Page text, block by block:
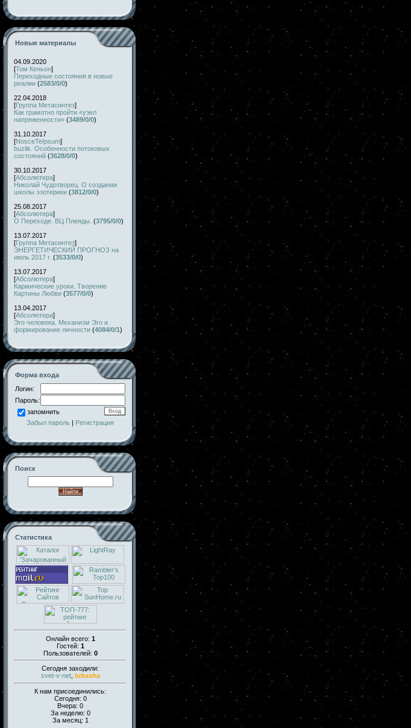
Новые материалы
04.09.2020
[Том Кеньон]
Переходные состояния в новые
реалии (2583/0/0)
22.04.2018
[Группа Метасинтез]
Как грамотно пройти «узел
напряженности» (3489/0/0)
31.10.2017
[NosceTeIpsum]
buzlik. Особенности потоковых
состояний (3628/0/0)
30.10.2017
[Абсолютера]
Николай Чудотворец. О создании
школы эзотерики (3812/0/0)
25.08.2017
[Абсолютера]
О Переходе. ВЦ Плеяды. (3795/0/0)
13.07.2017
[Группа Метасинтез]
ЭНЕРГЕТИЧЕСКИЙ ПРОГНОЗ на
июль 2017 г. (3533/0/0)
13.07.2017
[Абсолютера]
Кармические уроки. Творение
Картины Любви (3577/0/0)
13.04.2017
[Абсолютера]
Эго человека. Механизм Эго и
формирование личности (4084/0/1)
Форма входа
Логин:
Пароль:
запомнить
Забыл пароль | Регистрация
Поиск
Статистика
Онлайн всего: 1
Гостей: 1
Пользователей: 0
Сегодня заходили:
svet-v-net, lubasha
К нам присоединились:
Сегодня: 0
Вчера: 0
За неделю: 0
За месяц: 1